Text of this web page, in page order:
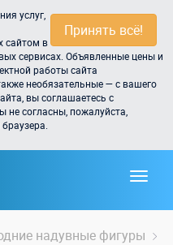
Принять всё!
услуг,
сайтом в
сервисах. Объявленные цены и
работы сайта
необязательные — с вашего
вы соглашаетесь с
не согласны, пожалуйста,
надувные фигуры